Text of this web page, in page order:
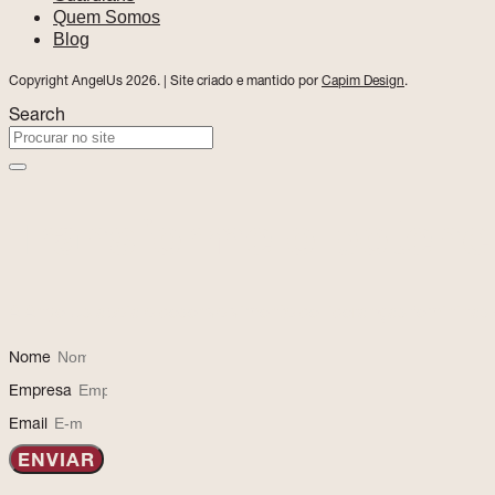
Quem Somos
Blog
Copyright AngelUs 2026. | Site criado e mantido por Capim Design.
Search
Nome
Empresa
Email
ENVIAR